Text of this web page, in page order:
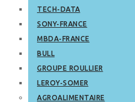
TECH-DATA
SONY-FRANCE
MBDA-FRANCE
BULL
GROUPE ROULLIER
LEROY-SOMER
AGROALIMENTAIRE